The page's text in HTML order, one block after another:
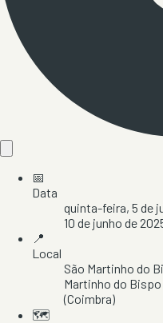
📅
Data
quinta-feira, 5 de
10 de junho de
📍
Local
São Martinho do
Martinho do Bispo
(Coimbra)
🗺️